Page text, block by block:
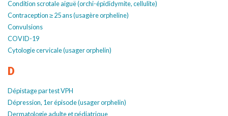
Condition scrotale aiguë (orchi-épididymite, cellulite)
Contraception ≥ 25 ans (usagère orpheline)
Convulsions
COVID-19
Cytologie cervicale (usager orphelin)
D
Dépistage par test VPH
Dépression, 1er épisode (usager orphelin)
Dermatologie adulte et pédiatrique